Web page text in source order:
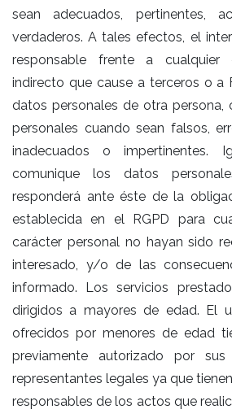
sean adecuados, pertinentes,
verdaderos. A tales efectos, el
responsable frente a
indirecto que cause a terceros o a
datos personales de otra persona,
personales cuando sean falsos,
inadecuados o impertinentes.
comunique los datos
responderá ante éste de la
establecida en el RGPD para
carácter personal no hayan sido
interesado, y/o de las
informado. Los servicios
dirigidos a mayores de edad. El
ofrecidos por menores de edad
previamente autorizado por
representantes legales ya que
responsables de los actos que